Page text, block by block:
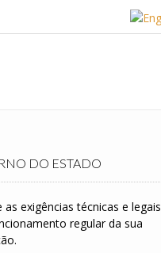
DO ESTADO
as exigências técnicas e legais
regular da sua